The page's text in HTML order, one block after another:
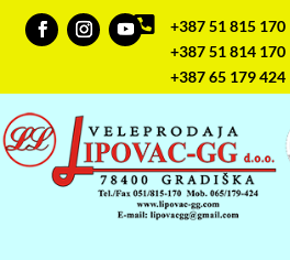

+387 51 815 170
+387 51 814 170
+387 65 179 424